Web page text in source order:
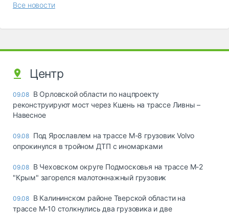
Все новости
Центр
09.08 В Орловской области по нацпроекту
реконструируют мост через Кшень на трассе Ливны –
Навесное
09.08 Под Ярославлем на трассе М-8 грузовик Volvo
опрокинулся в тройном ДТП с иномарками
09.08 В Чеховском округе Подмосковья на трассе М-2
"Крым" загорелся малотоннажный грузовик
09.08 В Калининском районе Тверской области на
трассе М-10 столкнулись два грузовика и две